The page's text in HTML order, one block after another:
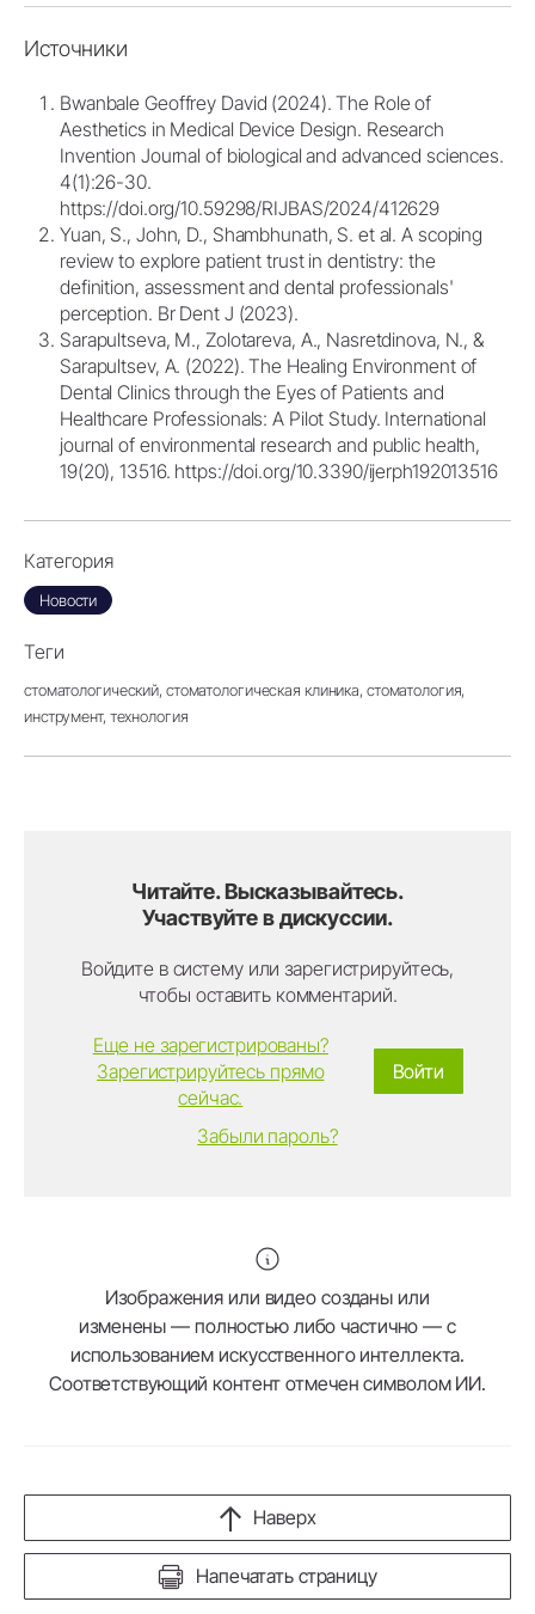
Источники
Bwanbale Geoffrey David (2024). The Role of
Aesthetics in Medical Device Design. Research
Invention Journal of biological and advanced sciences.
4(1):26-30.
https://doi.org/10.59298/RIJBAS/2024/412629
Yuan, S., John, D., Shambhunath, S. et al. A scoping
review to explore patient trust in dentistry: the
definition, assessment and dental professionals'
perception. Br Dent J (2023).
Sarapultseva, M., Zolotareva, A., Nasretdinova, N., &
Sarapultsev, A. (2022). The Healing Environment of
Dental Clinics through the Eyes of Patients and
Healthcare Professionals: A Pilot Study. International
journal of environmental research and public health,
19(20), 13516. https://doi.org/10.3390/ijerph192013516
Категория
Новости
Теги
стоматологический, стоматологическая клиника, стоматология,
инструмент, технология
Читайте. Высказывайтесь.
Участвуйте в дискуссии.
Войдите в систему или зарегистрируйтесь,
чтобы оставить комментарий.
Войти
Еще не зарегистрированы?
Зарегистрируйтесь прямо
сейчас.
Забыли пароль?
Изображения или видео созданы или
изменены — полностью либо частично — с
использованием искусственного интеллекта.
Соответствующий контент отмечен символом ИИ.
Напечатать страницу
Наверх